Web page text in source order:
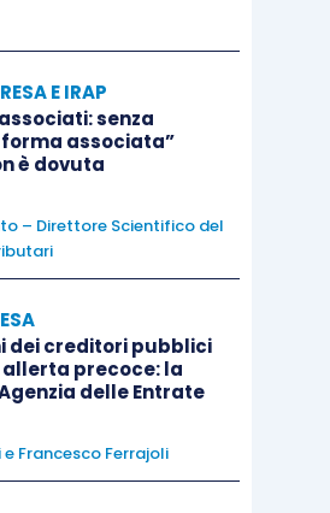
operazioni
e cheriflettano
il funzionamento e la
degli impianti, ovvero il
o mezzi di trasporto.
deve trattarsi, da un lato, di
tecnici
per il rapido spostamento
di trasporto.
E IRAP
senza
forma associata”
è dovuta
– Direttore Scientifico del
dei creditori pubblici
precoce: la
delle Entrate
e Francesco Ferrajoli